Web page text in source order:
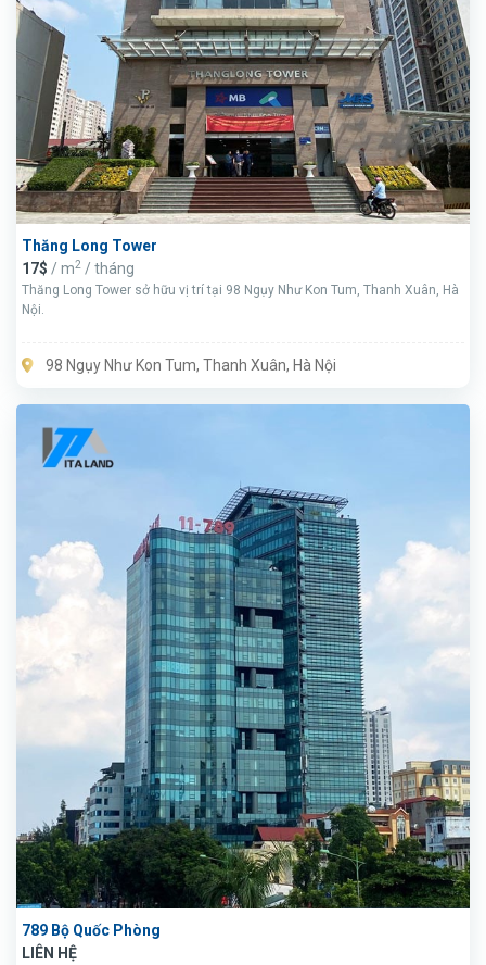
Thăng Long Tower
17$ / m2 / tháng
Thăng Long Tower sở hữu vị trí tại 98 Ngụy Như Kon Tum, Thanh Xuân, Hà
Nội.
98 Ngụy Như Kon Tum, Thanh Xuân, Hà Nội
789 Bộ Quốc Phòng
LIÊN HỆ